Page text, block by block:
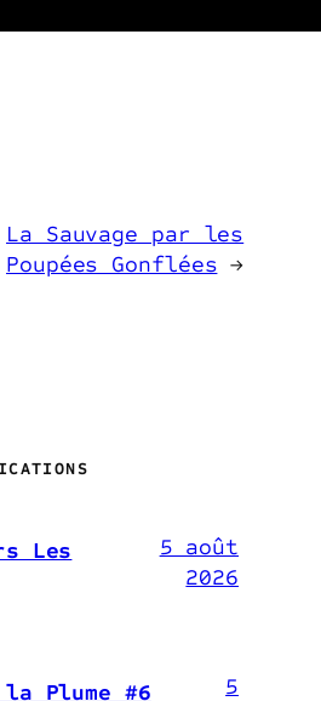
La Sauvage par les
Poupées Gonflées →
Les
5 août
2026
la Plume #6
5